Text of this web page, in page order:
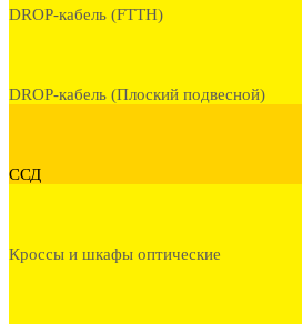
DROP-кабель (FTTH)
DROP-кабель (Плоский подвесной)
ССД
Кроссы и шкафы оптические